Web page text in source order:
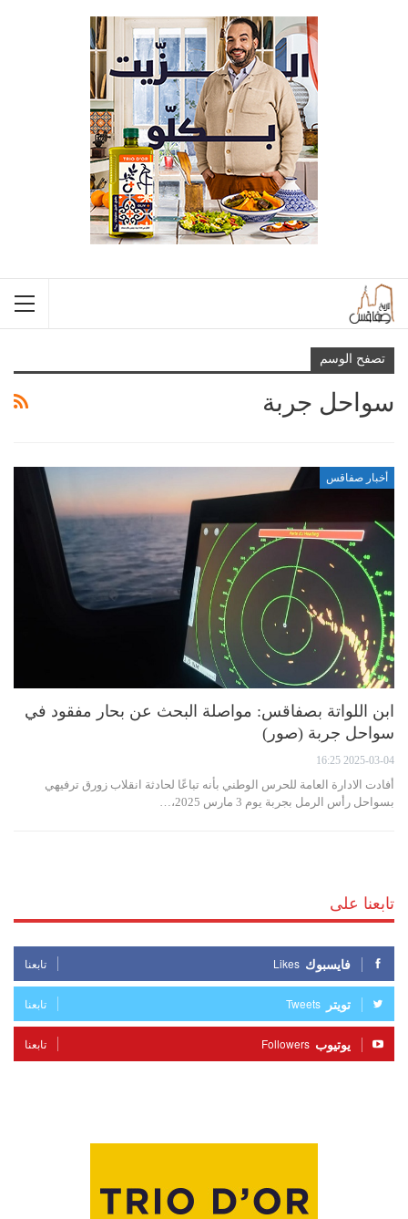
تصفح الوسم
سواحل جربة
أخبار صفاقس
ابن اللواتة بصفاقس: مواصلة البحث عن بحار مفقود في
سواحل جربة (صور)
2025-03-04 16:25
أفادت الادارة العامة للحرس الوطني بأنه تباعًا لحادثة انقلاب زورق ترفيهي
بسواحل رأس الرمل بجربة يوم 3 مارس 2025،…
تابعنا على
فايسبوك Likes تابعنا
تويتر Tweets تابعنا
يوتيوب Followers تابعنا